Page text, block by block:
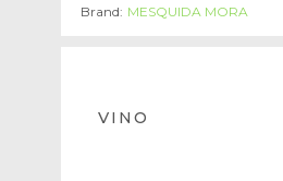
Brand: MESQUIDA MORA
VINO